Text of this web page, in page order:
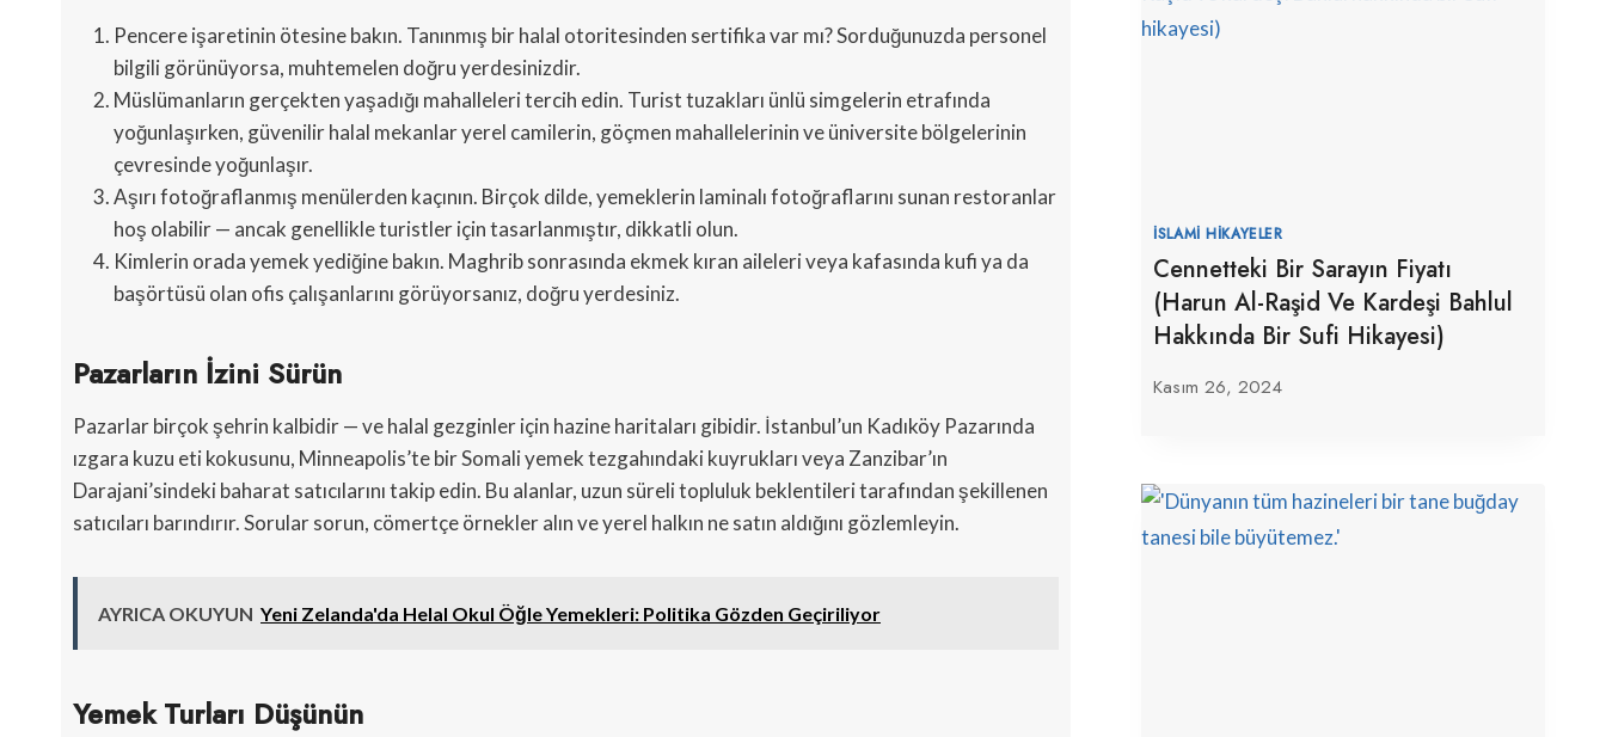
Pencere işaretinin ötesine bakın. Tanınmış bir halal otoritesinden sertifika var mı? Sorduğunuzda personel
bilgili görünüyorsa, muhtemelen doğru yerdesinizdir.
Müslümanların gerçekten yaşadığı mahalleleri tercih edin. Turist tuzakları ünlü simgelerin etrafında
yoğunlaşırken, güvenilir halal mekanlar yerel camilerin, göçmen mahallelerinin ve üniversite bölgelerinin
çevresinde yoğunlaşır.
Aşırı fotoğraflanmış menülerden kaçının. Birçok dilde, yemeklerin laminalı fotoğraflarını sunan restoranlar
hoş olabilir — ancak genellikle turistler için tasarlanmıştır, dikkatli olun.
Kimlerin orada yemek yediğine bakın. Maghrib sonrasında ekmek kıran aileleri veya kafasında kufi ya da
başörtüsü olan ofis çalışanlarını görüyorsanız, doğru yerdesiniz.
Pazarların İzini Sürün
Pazarlar birçok şehrin kalbidir — ve halal gezginler için hazine haritaları gibidir. İstanbul’un Kadıköy Pazarında
ızgara kuzu eti kokusunu, Minneapolis’te bir Somali yemek tezgahındaki kuyrukları veya Zanzibar’ın
Darajani’sindeki baharat satıcılarını takip edin. Bu alanlar, uzun süreli topluluk beklentileri tarafından şekillenen
satıcıları barındırır. Sorular sorun, cömertçe örnekler alın ve yerel halkın ne satın aldığını gözlemleyin.
AYRICA OKUYUN Yeni Zelanda'da Helal Okul Öğle Yemekleri: Politika Gözden Geçiriliyor
Yemek Turları Düşünün
İSLAMI HIKAYELER
Cennetteki Bir Sarayın Fiyatı
(Harun Al-Raşid Ve Kardeşi Bahlul
Hakkında Bir Sufi Hikayesi)
Kasım 26, 2024